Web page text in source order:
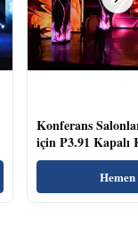
Konferans
için P3.91
Temizle